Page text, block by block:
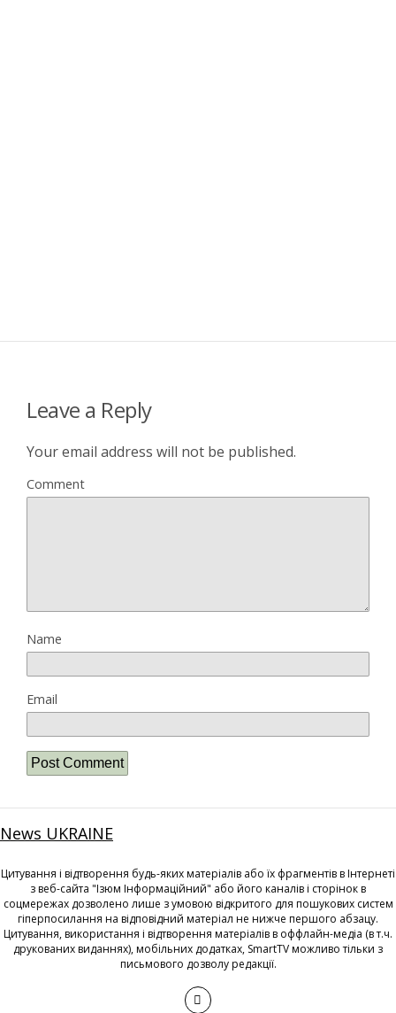
Leave a Reply
Your email address will not be published.
Comment
Name
Email
News UKRAINE
Цитування і відтворення будь-яких матеріалів або їх фрагментів в Інтернеті
з веб-сайта "Ізюм Інформаційний" або його каналів і сторінок в
соцмережах дозволено лише з умовою відкритого для пошукових систем
гіперпосилання на відповідний матеріал не нижче першого абзацу.
Цитування, використання і відтворення матеріалів в оффлайн-медіа (в т.ч.
друкованих виданнях), мобільних додатках, SmartTV можливо тільки з
письмового дозволу редакції.